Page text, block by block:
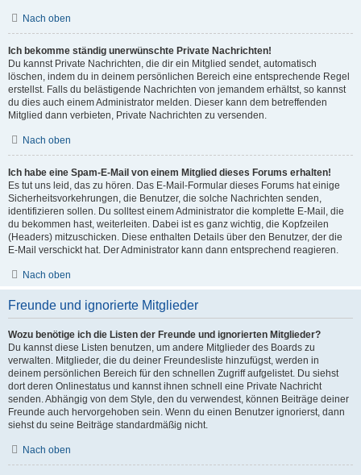
Nach oben
Ich bekomme ständig unerwünschte Private Nachrichten!
Du kannst Private Nachrichten, die dir ein Mitglied sendet, automatisch
löschen, indem du in deinem persönlichen Bereich eine entsprechende Regel
erstellst. Falls du belästigende Nachrichten von jemandem erhältst, so kannst
du dies auch einem Administrator melden. Dieser kann dem betreffenden
Mitglied dann verbieten, Private Nachrichten zu versenden.
Nach oben
Ich habe eine Spam-E-Mail von einem Mitglied dieses Forums erhalten!
Es tut uns leid, das zu hören. Das E-Mail-Formular dieses Forums hat einige
Sicherheitsvorkehrungen, die Benutzer, die solche Nachrichten senden,
identifizieren sollen. Du solltest einem Administrator die komplette E-Mail, die
du bekommen hast, weiterleiten. Dabei ist es ganz wichtig, die Kopfzeilen
(Headers) mitzuschicken. Diese enthalten Details über den Benutzer, der die
E-Mail verschickt hat. Der Administrator kann dann entsprechend reagieren.
Nach oben
Freunde und ignorierte Mitglieder
Wozu benötige ich die Listen der Freunde und ignorierten Mitglieder?
Du kannst diese Listen benutzen, um andere Mitglieder des Boards zu
verwalten. Mitglieder, die du deiner Freundesliste hinzufügst, werden in
deinem persönlichen Bereich für den schnellen Zugriff aufgelistet. Du siehst
dort deren Onlinestatus und kannst ihnen schnell eine Private Nachricht
senden. Abhängig von dem Style, den du verwendest, können Beiträge deiner
Freunde auch hervorgehoben sein. Wenn du einen Benutzer ignorierst, dann
siehst du seine Beiträge standardmäßig nicht.
Nach oben